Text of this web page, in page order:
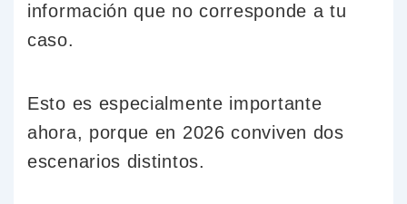
información que no corresponde a tu
caso.
Esto es especialmente importante
ahora, porque en 2026 conviven dos
escenarios distintos.